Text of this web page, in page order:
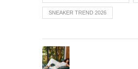
SNEAKER TREND 2026